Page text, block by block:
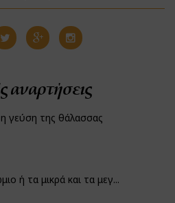
αναρτήσεις
γεύση της θάλασσας
ή τα μικρά και τα μεγ...